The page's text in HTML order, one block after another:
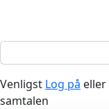
Venligst Log på eller
samtalen